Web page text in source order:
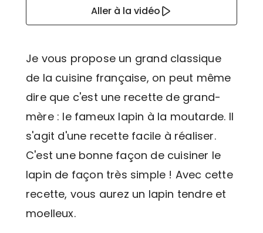
Aller à la vidéo
Je vous propose un grand classique
de la cuisine française, on peut même
dire que c'est une recette de grand-
mère : le fameux lapin à la moutarde. Il
s'agit d'une recette facile à réaliser.
C'est une bonne façon de cuisiner le
lapin de façon très simple ! Avec cette
recette, vous aurez un lapin tendre et
moelleux.